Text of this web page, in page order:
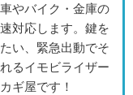
やバイク・金庫の
対応します。鍵を
い、緊急出動でそ
るイモビライザー
ギ屋です！